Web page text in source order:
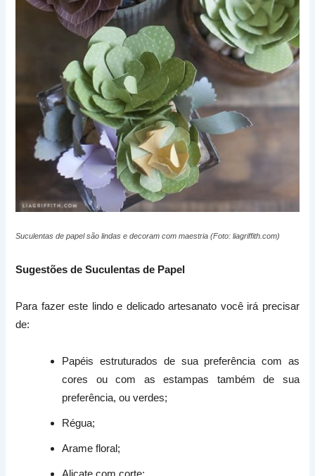
Suculentas de papel são lindas e decoram com maestria (Foto: liagriffith.com)
Sugestões de Suculentas de Papel
Para fazer este lindo e delicado artesanato você irá precisar
de:
Papéis estruturados de sua preferência com as
cores ou com as estampas também de sua
preferência, ou verdes;
Régua;
Arame floral;
Alicate com corte;